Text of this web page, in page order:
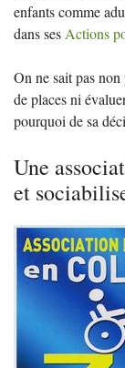
enfants comme
dans ses Actions
On ne sait pas
de places ni
pourquoi de sa
Une
et